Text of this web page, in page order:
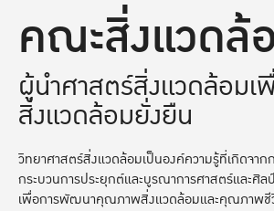
คณะสิ่งแวดล้
ผู้นำศาสตร์สิ่งแวดล้อมเ
สิ่งแวดล้อมยั่งยืน
วิทยาศาสตร์สิ่งแวดล้อมเป็นองค์ความรู้ที่เกิดจาก
กระบวนการประยุกต์และบูรณาการศาสตร์และศิ
เพื่อการพัฒนาคุณภาพสิ่งแวดล้อมและคุณภาพชี